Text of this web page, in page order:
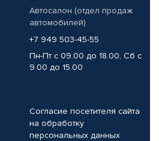
Автосалон (отдел продаж
автомобилей)
+7 949 503-45-55
Пн-Пт с 09.00 до 18.00, Сб с
9.00 до 15.00
Согласие посетителя сайта
на обработку
персональных данных